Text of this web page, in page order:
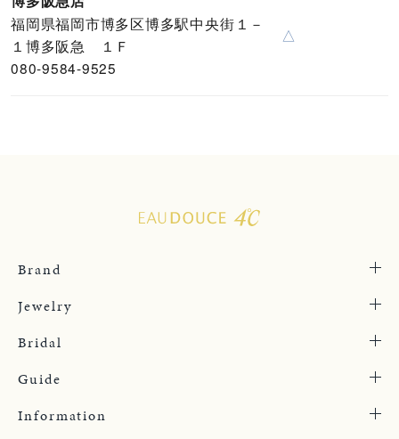
福岡県福岡市博多区博多駅中央街１－
１博多阪急 １Ｆ
080-9584-9525
△
Brand
Jewelry
Bridal
Guide
Information